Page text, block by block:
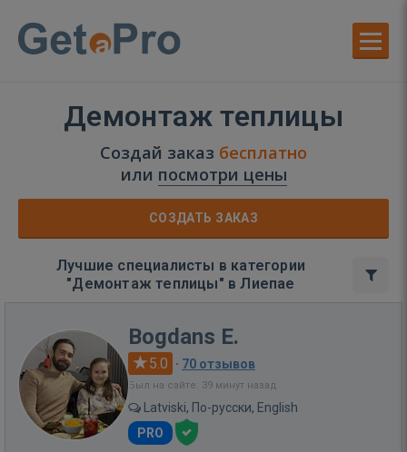
Демонтаж теплицы
Создай заказ бесплатно
или посмотри цены
СОЗДАТЬ ЗАКАЗ
Лучшие специалисты в категории
"Демонтаж теплицы" в Лиепае
Bogdans E.
5.0 · 70 отзывов
Был на сайте: 39 минут назад
Latviski, По-русски, English
PRO